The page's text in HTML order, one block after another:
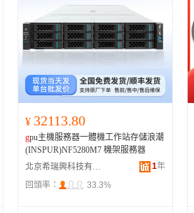
¥ 32113.80
gpu主機服務器一體機工作站存儲浪潮
(INSPUR)NF5280M7 機架服務器
北京希瑞興科技有限公司
1年
回頭率：
33.3%